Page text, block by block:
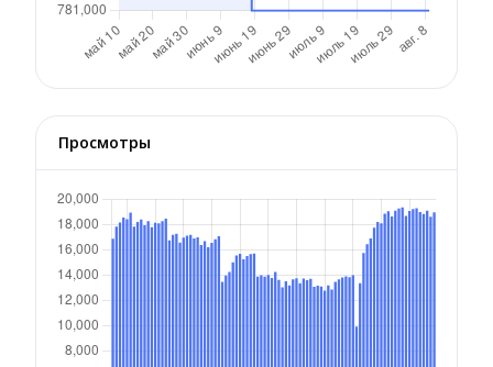
Просмотры